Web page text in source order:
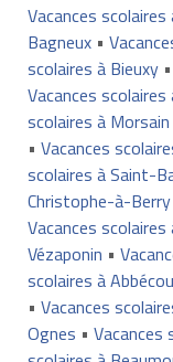
Vacances
Bagneux•
scolaires à Bieuxy•
Vacances
scolaires à Morsain
• Vacances
scolaires à Saint-
Christophe-à-Berry
Vacances scolaires
Vézaponin •
scolaires à
• Vacances
Ognes • Vacances